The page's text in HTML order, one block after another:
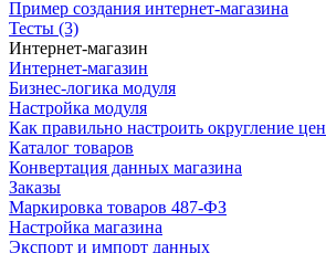
Пример создания интернет-магазина
Тесты (3)
Интернет-магазин
Интернет-магазин
Бизнес-логика модуля
Настройка модуля
Как правильно настроить округление цен
Каталог товаров
Конвертация данных магазина
Заказы
Маркировка товаров 487-ФЗ
Настройка магазина
Экспорт и импорт данных